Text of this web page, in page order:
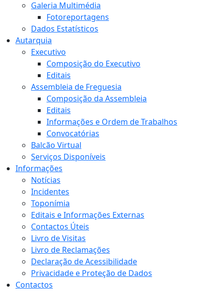
Galeria Multimédia
Fotoreportagens
Dados Estatísticos
Autarquia
Executivo
Composição do Executivo
Editais
Assembleia de Freguesia
Composição da Assembleia
Editais
Informações e Ordem de Trabalhos
Convocatórias
Balcão Virtual
Serviços Disponíveis
Informações
Notícias
Incidentes
Toponímia
Editais e Informações Externas
Contactos Úteis
Livro de Visitas
Livro de Reclamações
Declaração de Acessibilidade
Privacidade e Proteção de Dados
Contactos